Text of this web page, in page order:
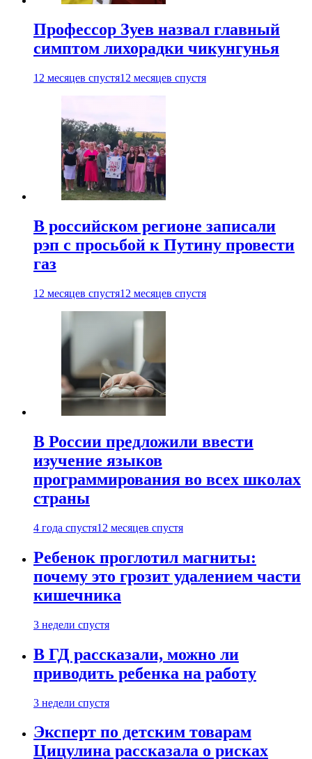
Профессор Зуев назвал главный
симптом лихорадки чикунгунья
12 месяцев спустя12 месяцев спустя
В российском регионе записали
рэп с просьбой к Путину провести
газ
12 месяцев спустя12 месяцев спустя
В России предложили ввести
изучение языков
программирования во всех школах
страны
4 года спустя12 месяцев спустя
Ребенок проглотил магниты:
почему это грозит удалением части
кишечника
3 недели спустя
В ГД рассказали, можно ли
приводить ребенка на работу
3 недели спустя
Эксперт по детским товарам
Цицулина рассказала о рисках